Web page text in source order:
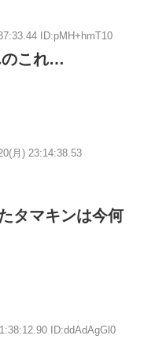
ID:pMH+hmT10
これ…
月) 23:14:38.53
タマキンは今何
ID:ddAdAgGl0